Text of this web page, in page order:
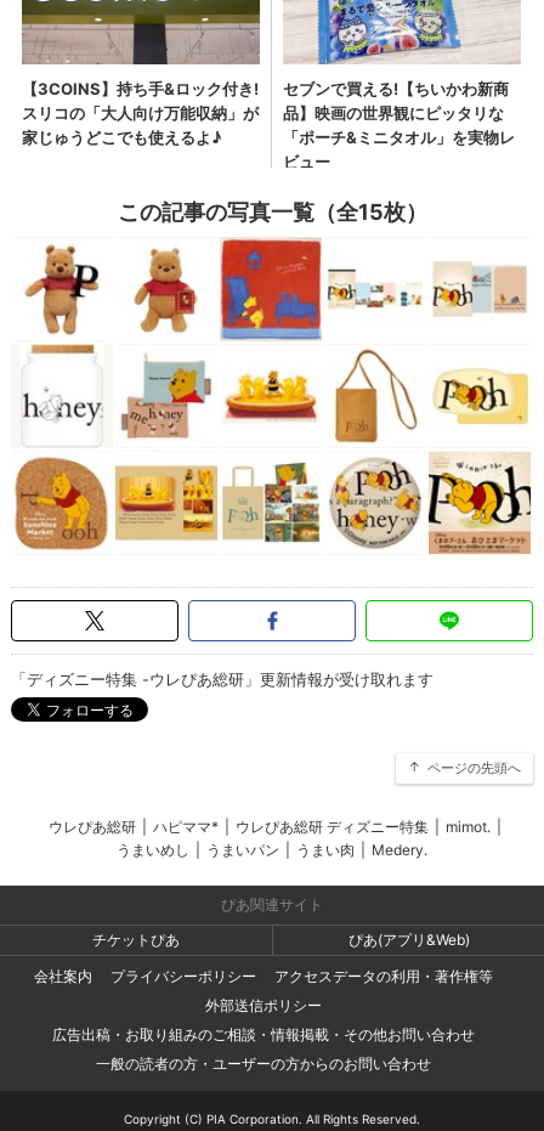
この記事の写真一覧（全15枚）
「ディズニー特集 -ウレぴあ総研」更新情報が受け取れます
ページの先頭へ
ウレぴあ総研 ハピママ* ウレぴあ総研 ディズニー特集 mimot.
うまいめし
うまいパン うまい肉 Medery.
ぴあ関連サイト
チケットぴあ
ぴあ(アプリ&Web)
会社案内
プライバシーポリシー
アクセスデータの利用・著作権等
外部送信ポリシー
広告出稿・お取り組みのご相談・情報掲載・その他お問い合わせ
一般の読者の方・ユーザーの方からのお問い合わせ
Copyright (C) PIA Corporation. All Rights Reserved.